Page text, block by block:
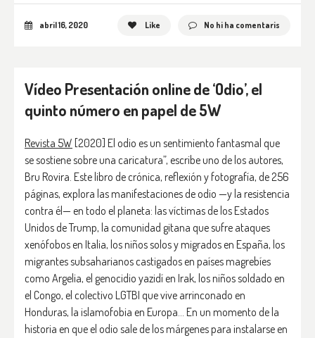
abril 16, 2020 Like No hi ha comentaris
Vídeo Presentación online de ‘Odio’, el
quinto número en papel de 5W
Revista 5W [2020] El odio es un sentimiento fantasmal que
se sostiene sobre una caricatura”, escribe uno de los autores,
Bru Rovira. Este libro de crónica, reflexión y fotografía, de 256
páginas, explora las manifestaciones de odio —y la resistencia
contra él— en todo el planeta: las víctimas de los Estados
Unidos de Trump, la comunidad gitana que sufre ataques
xenófobos en Italia, los niños solos y migrados en España, los
migrantes subsaharianos castigados en países magrebíes
como Argelia, el genocidio yazidí en Irak, los niños soldado en
el Congo, el colectivo LGTBI que vive arrinconado en
Honduras, la islamofobia en Europa… En un momento de la
historia en que el odio sale de los márgenes para instalarse en